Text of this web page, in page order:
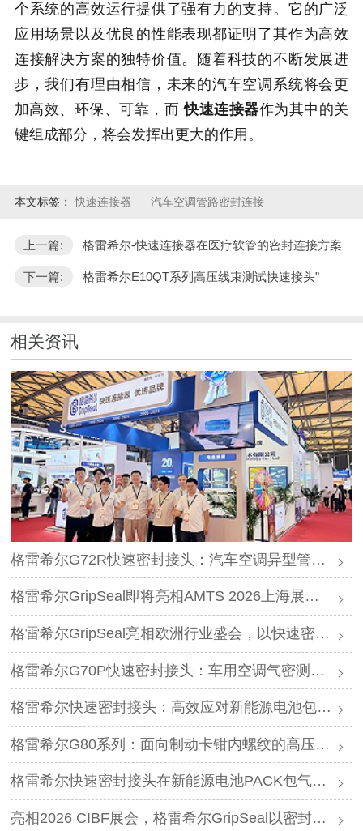
个系统的高效运行提供了强有力的支持。它的广泛
应用场景以及优良的性能表现都证明了其作为高效
连接解决方案的独特价值。随着科技的不断发展进
步，我们有理由相信，未来的汽车空调系统将会更
加高效、环保、可靠，而 快速连接器作为其中的关
键组成部分，将会发挥出更大的作用。
本文标签： 快速连接器 汽车空调管路密封连接
上一篇: 格雷希尔-快速连接器在医疗软管的密封连接方案
下一篇: 格雷希尔E10QT系列高压线束测试快速接头"
相关资讯
格雷希尔G72R快速密封接头：汽车空调异型管口测试方案
格雷希尔GripSeal即将亮相AMTS 2026上海展，以密封技术赋能汽车制造
格雷希尔GripSeal亮相欧洲行业盛会，以快速密封技术赋能欧洲新能源产业链
格雷希尔G70P快速密封接头：车用空调气密测试的可靠选择
格雷希尔快速密封接头：高效应对新能源电池包防爆阀测试难题
格雷希尔G80系列：面向制动卡钳内螺纹的高压密封连接方案
格雷希尔快速密封接头在新能源电池PACK包气密测试中的应用
亮相2026 CIBF展会，格雷希尔GripSeal以密封连接硬核实力圈粉